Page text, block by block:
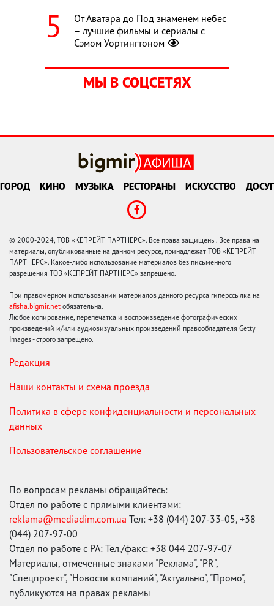
От Аватара до Под знаменем небес
– лучшие фильмы и сериалы с
Сэмом Уортингтоном
МЫ В СОЦСЕТЯХ
ГОРОД КИНО МУЗЫКА РЕСТОРАНЫ ИСКУССТВО ДОСУГ
© 2000-2024, ТОВ «КЕПРЕЙТ ПАРТНЕРС». Все права защищены. Все права на
материалы, опубликованные на данном ресурсе, принадлежат ТОВ «КЕПРЕЙТ
ПАРТНЕРС». Какое-либо использование материалов без письменного
разрешения ТОВ «КЕПРЕЙТ ПАРТНЕРС» запрещено.
При правомерном использовании материалов данного ресурса гиперссылка на
afisha.bigmir.net обязательна.
Любое копирование, перепечатка и воспроизведение фотографических
произведений и/или аудиовизуальных произведений правообладателя Getty
Images - строго запрещено.
Редакция
Наши контакты и схема проезда
Политика в сфере конфиденциальности и персональных
данных
Пользовательское соглашение
По вопросам рекламы обращайтесь:
Отдел по работе с прямыми клиентами:
reklama@mediadim.com.ua Тел: +38 (044) 207-33-05, +38
(044) 207-97-00
Отдел по работе с РА: Тел./факс: +38 044 207-97-07
Материалы, отмеченные знаками "Реклама", "PR",
"Спецпроект", "Новости компаний", "Актуально", "Промо",
публикуются на правах рекламы